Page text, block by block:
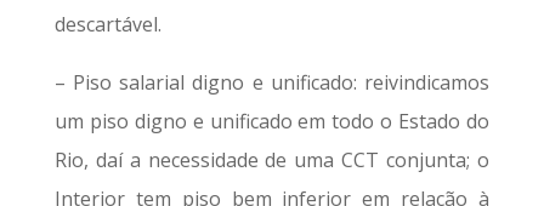
descartável.
– Piso salarial digno e unificado: reivindicamos
um piso digno e unificado em todo o Estado do
Rio, daí a necessidade de uma CCT conjunta; o
Interior tem piso bem inferior em relação à